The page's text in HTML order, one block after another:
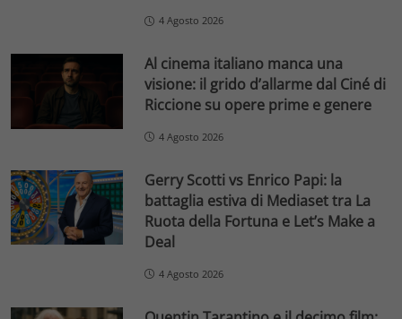
4 Agosto 2026
Al cinema italiano manca una
visione: il grido d’allarme dal Ciné di
Riccione su opere prime e genere
4 Agosto 2026
Gerry Scotti vs Enrico Papi: la
battaglia estiva di Mediaset tra La
Ruota della Fortuna e Let’s Make a
Deal
4 Agosto 2026